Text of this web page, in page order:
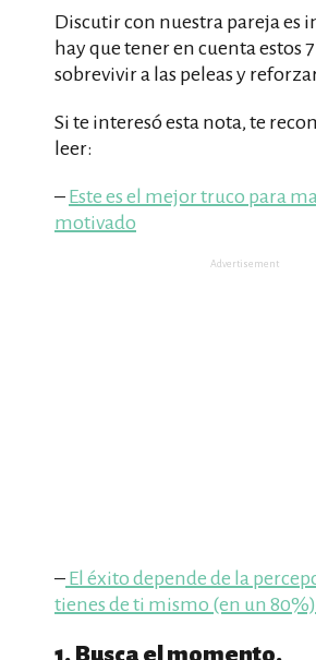
Discutir con nuestra pareja es
hay que tener en cuenta estos
sobrevivir a las peleas y
Si te interesó esta nota, te
leer:
– Este es el mejor truco para
motivado
Advertisement
– El éxito depende de la
tienes de ti mismo (en un 80%)
1. Busca el momento.